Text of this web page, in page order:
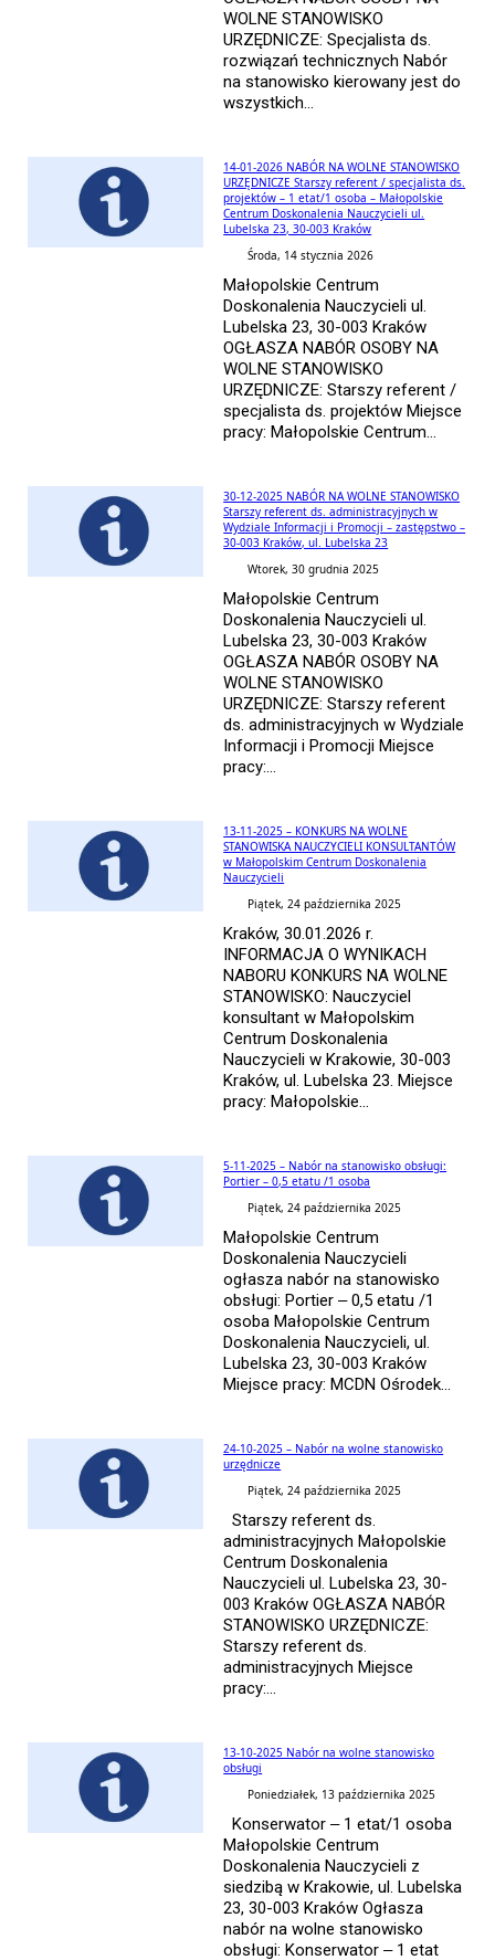
WOLNE STANOWISKO
URZĘDNICZE: Specjalista ds.
rozwiązań technicznych Nabór
na stanowisko kierowany jest do
wszystkich...
14-01-2026 NABÓR NA WOLNE STANOWISKO
URZĘDNICZE Starszy referent / specjalista ds.
projektów – 1 etat/1 osoba – Małopolskie
Centrum Doskonalenia Nauczycieli ul.
Lubelska 23, 30-003 Kraków
Środa, 14 stycznia 2026
Małopolskie Centrum
Doskonalenia Nauczycieli ul.
Lubelska 23, 30-003 Kraków
OGŁASZA NABÓR OSOBY NA
WOLNE STANOWISKO
URZĘDNICZE: Starszy referent /
specjalista ds. projektów Miejsce
pracy: Małopolskie Centrum...
30-12-2025 NABÓR NA WOLNE STANOWISKO
Starszy referent ds. administracyjnych w
Wydziale Informacji i Promocji – zastępstwo –
30-003 Kraków, ul. Lubelska 23
Wtorek, 30 grudnia 2025
Małopolskie Centrum
Doskonalenia Nauczycieli ul.
Lubelska 23, 30-003 Kraków
OGŁASZA NABÓR OSOBY NA
WOLNE STANOWISKO
URZĘDNICZE: Starszy referent
ds. administracyjnych w Wydziale
Informacji i Promocji Miejsce
pracy:...
13-11-2025 – KONKURS NA WOLNE
STANOWISKA NAUCZYCIELI KONSULTANTÓW
w Małopolskim Centrum Doskonalenia
Nauczycieli
Piątek, 24 października 2025
Kraków, 30.01.2026 r.
INFORMACJA O WYNIKACH
NABORU KONKURS NA WOLNE
STANOWISKO: Nauczyciel
konsultant w Małopolskim
Centrum Doskonalenia
Nauczycieli w Krakowie, 30-003
Kraków, ul. Lubelska 23. Miejsce
pracy: Małopolskie...
5-11-2025 – Nabór na stanowisko obsługi:
Portier – 0,5 etatu /1 osoba
Piątek, 24 października 2025
Małopolskie Centrum
Doskonalenia Nauczycieli
ogłasza nabór na stanowisko
obsługi: Portier – 0,5 etatu /1
osoba Małopolskie Centrum
Doskonalenia Nauczycieli, ul.
Lubelska 23, 30-003 Kraków
Miejsce pracy: MCDN Ośrodek...
24-10-2025 – Nabór na wolne stanowisko
urzędnicze
Piątek, 24 października 2025
Starszy referent ds.
administracyjnych Małopolskie
Centrum Doskonalenia
Nauczycieli ul. Lubelska 23, 30-
003 Kraków OGŁASZA NABÓR
STANOWISKO URZĘDNICZE:
Starszy referent ds.
administracyjnych Miejsce
pracy:...
13-10-2025 Nabór na wolne stanowisko
obsługi
Poniedziałek, 13 października 2025
Konserwator – 1 etat/1 osoba
Małopolskie Centrum
Doskonalenia Nauczycieli z
siedzibą w Krakowie, ul. Lubelska
23, 30-003 Kraków Ogłasza
nabór na wolne stanowisko
obsługi: Konserwator – 1 etat